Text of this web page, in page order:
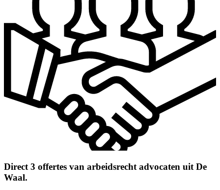
Direct 3 offertes van arbeidsrecht advocaten uit De
Waal.